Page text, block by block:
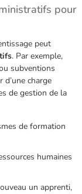
pour
peut
. Par exemple,
subventions
d’une charge
de gestion de la
de formation
humaines
un apprenti,